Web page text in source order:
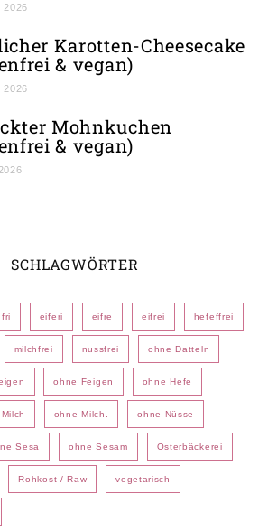
2026
Karotten-Cheesecake
& vegan)
2026
Mohnkuchen
& vegan)
SCHLAGWÖRTER
eiferi eifre eifrei hefeffrei
milchfrei nussfrei ohne Datteln
ohne Feigen ohne Hefe
ohne Milch. ohne Nüsse
Sesa ohne Sesam Osterbäckerei
Rohkost / Raw vegetarisch